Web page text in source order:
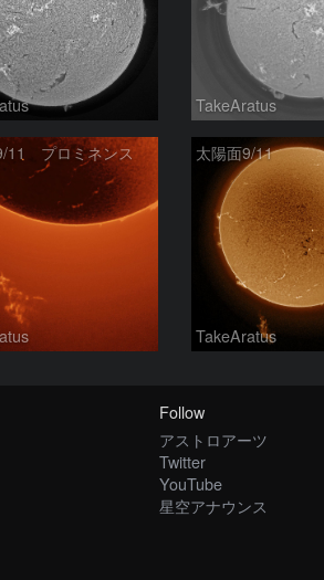
TakeAratus
11 プロミネンス 太陽面9/11
TakeAratus
Follow
アストロアーツ
Twitter
YouTube
星空アナウンス